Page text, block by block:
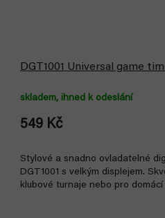
DGT1001 Universal game
skladem, ihned k odeslání
549 Kč
Stylové a snadno ovladatelné
DGT1001 s velkým displejem.
klubové turnaje nebo pro domácí